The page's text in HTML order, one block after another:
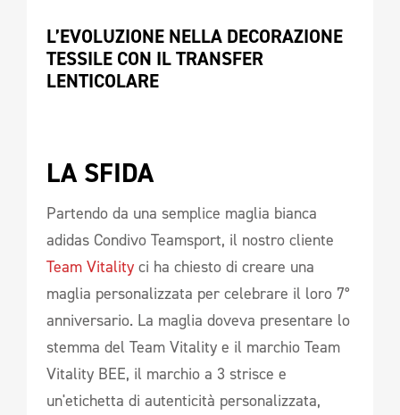
L’EVOLUZIONE NELLA DECORAZIONE
TESSILE CON IL TRANSFER
LENTICOLARE
LA SFIDA
Partendo da una semplice maglia bianca
adidas Condivo Teamsport, il nostro cliente
Team Vitality ci ha chiesto di creare una
maglia personalizzata per celebrare il loro 7°
anniversario. La maglia doveva presentare lo
stemma del Team Vitality e il marchio Team
Vitality BEE, il marchio a 3 strisce e
un'etichetta di autenticità personalizzata,